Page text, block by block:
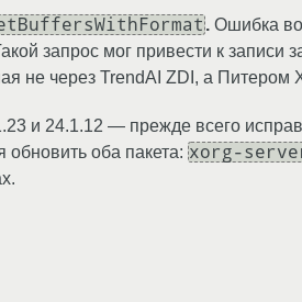
. Ошибка
запрос мог привести к записи
не через TrendAI ZDI, а Питером
и 24.1.12 — прежде всего
оба пакета: xorg-